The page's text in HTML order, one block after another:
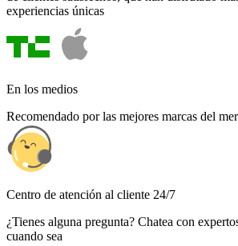
experiencias únicas
En los medios
Recomendado por las mejores marcas del
Centro de atención al cliente 24/7
¿Tienes alguna pregunta? Chatea con
cuando sea